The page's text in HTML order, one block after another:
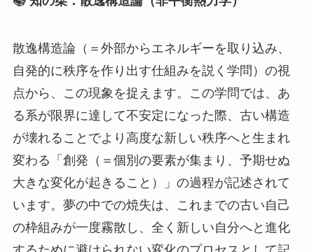
散逸構造論（＝外部からエネルギーを取り込み、
自発的に秩序を作り出す仕組みを説く学問）の視
点から、この現象を捉えます。この学問では、あ
る系が限界に達して不安定になった際、古い構造
が壊れることでより高度な新しい秩序へと生まれ
変わる「創発（＝個別の要素が集まり、予期せぬ
大きな変化が起きること）」の過程が記述されて
います。夢の中での焼失は、これまでの古い自己
の枠組みが一度霧散し、全く新しい自分へと進化